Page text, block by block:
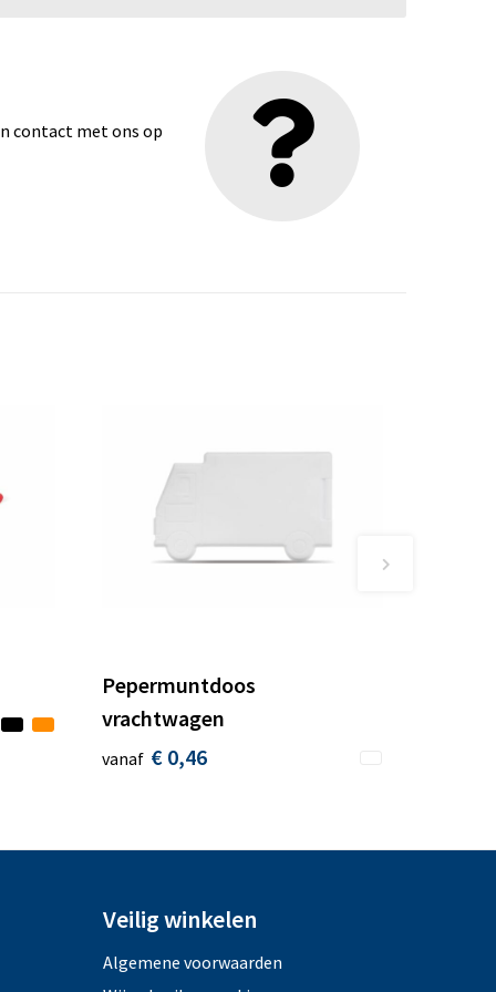
contact met ons op
Pepermuntdoos
vrachtwagen
vanaf € 0,46
Veilig winkelen
Algemene voorwaarden